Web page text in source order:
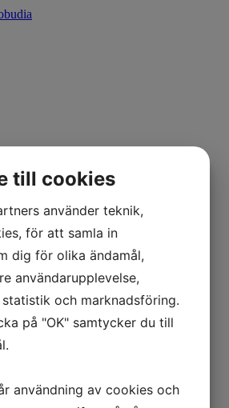
650 es -07
till salu
till cookies
använder teknik,
för att samla in
dig för olika ändamål,
användarupplevelse,
och marknadsföring.
på "OK" samtycker du till
användning av cookies och